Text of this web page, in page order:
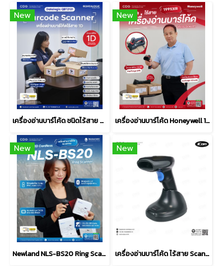
New
เครื่องอ่านบาร์โค้ด ชนิดไร้สาย Datalogic QuickScan QBT2131
New
เครื่องอ่านบาร์โค้ด Honeywell 1991iXR Rugged Scanner 1D/2D
New
Newland NLS-BS20 Ring Scanner, Wearable Scanner 2D Cordless
New
เครื่องอ่านบาร์โค้ด ไร้สาย Scanner iCon IC-3820-BT Wireless 2D